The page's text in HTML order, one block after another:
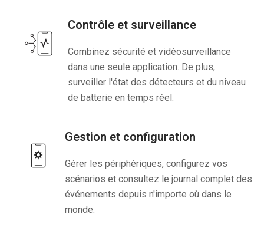
Contrôle et surveillance
Combinez sécurité et vidéosurveillance
dans une seule application. De plus,
surveiller l'état des détecteurs et du niveau
de batterie en temps réel.
Gestion et configuration
Gérer les périphériques, configurez vos
scénarios et consultez le journal complet des
événements depuis n'importe où dans le
monde.